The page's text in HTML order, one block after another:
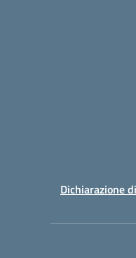
Dichiarazione